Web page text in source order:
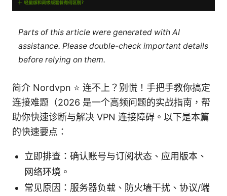
Parts of this article were generated with AI
assistance. Please double-check important details
before relying on them.
简介 Nordvpn ⭐ 连不上？别慌！手把手教你搞定
连接难题（2026 是一个高频问题的实战指南，帮
助你快速诊断与解决 VPN 连接障碍。以下是本篇
的快速要点：
立即排查：确认账号与订阅状态、应用版本、
网络环境。
常见原因：服务器负载、防火墙干扰、协议/端